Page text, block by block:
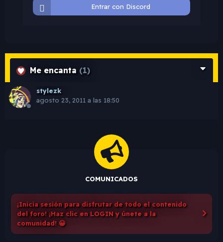
Entrar con Discord
Me encanta (1)
stylezk
agosto 23, 2011 a las 18:50
COMUNICADOS
¡Inicia sesión para disfrutar de todo el contenido
del foro! ¡Haz clic en LOGIN y únete a la
comunidad! 😀